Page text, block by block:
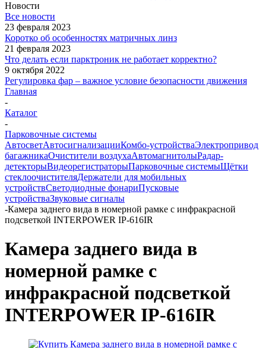
Новости
Все новости
23 февраля 2023
Коротко об особенностях матричных линз
21 февраля 2023
Что делать если парктроник не работает корректно?
9 октября 2022
Регулировка фар – важное условие безопасности движения
Главная
-
Каталог
-
Парковочные системы
АвтосветАвтосигнализацииКомбо-устройстваЭлектропривод
багажникаОчистители воздухаАвтомагнитолыРадар-
детекторыВидеорегистраторыПарковочные системыЩётки
стеклоочистителяДержатели для мобильных
устройствСветодиодные фонариПусковые
устройстваЗвуковые сигналы
-Камера заднего вида в номерной рамке с инфракрасной
подсветкой INTERPOWER IP-616IR
Камера заднего вида в
номерной рамке с
инфракрасной подсветкой
INTERPOWER IP-616IR